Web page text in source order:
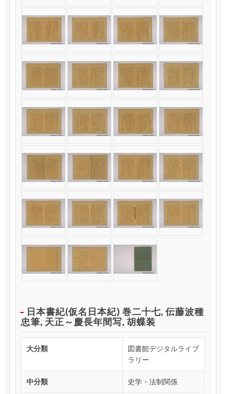
日本書紀(仮名日本紀) 巻二十七, 伝藤波種
忠筆, 天正～慶長年間写, 胡蝶装
大分類
図書館デジタルライブ
ラリー
中分類 史学・法制関係